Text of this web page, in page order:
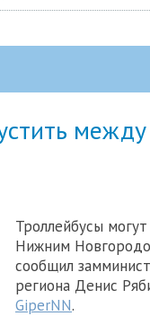
Троллейбусы
Нижним
сообщил
региона Денис
GiperNN.